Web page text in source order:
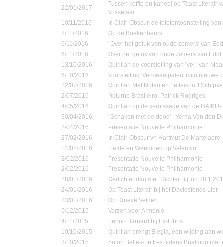
22/01/2017
Tussen koffie en kaneel op Toast Literair
Vosselaar
10/11/2016
In Clair-Obscur, de fototentoonstelling
8/11/2016
Op de Boekenbeurs
6/11/2016
' Over het geluk van oude zomers' van
6/11/2016
Over het geluk van oude zomers van Eddt
13/10/2016
Quirilian de voorstelling van 'Vel ' van
6/10/2016
Voorstelling 'Verdwaalpalen' mijn nieuwe
22/07/2016
Quirilian:Met Noten en Letters in 't
2/07/2016
Noturno Brasileiro: Patrick Rodriges
4/05/2016
Quirilian op de vernissage van de
30/04/2016
' Schaken met de dood' , Yerna Van den
2/04/2016
Presentatie Nouvelle Philharmonie
27/02/2016
In Clair-Obscur vn Hartmut De Martelaere
14/02/2016
Liefde en Weemoed op Valentijn
2/02/2016
Presentatie Nouvelle Philharmonie
2/02/2016
Presentatie Nouvelle Philharmonie
28/01/2016
Gedichtendag met 'Dichter Bij' op
24/01/2016
Op Toast Literair bij het Davidsfonds Lier
23/01/2016
Op Droeve Velden
5/12/2015
Verzen voor Armenië
4/11/2015
Benno Barnard bij Ex-Libris
10/10/2015
Quirilian brengt Elegia, een wijding aan
3/10/2015
Salon Belles-Lettres tijdens